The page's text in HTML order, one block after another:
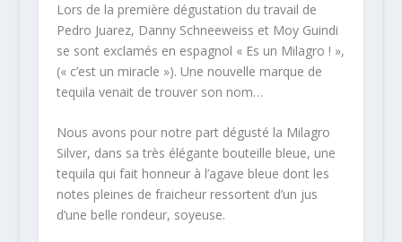
Lors de la première dégustation du travail de
Pedro Juarez, Danny Schneeweiss et Moy Guindi
se sont exclamés en espagnol « Es un Milagro ! »,
(« c’est un miracle »). Une nouvelle marque de
tequila venait de trouver son nom…
Nous avons pour notre part dégusté la Milagro
Silver, dans sa très élégante bouteille bleue, une
tequila qui fait honneur à l’agave bleue dont les
notes pleines de fraicheur ressortent d’un jus
d’une belle rondeur, soyeuse.